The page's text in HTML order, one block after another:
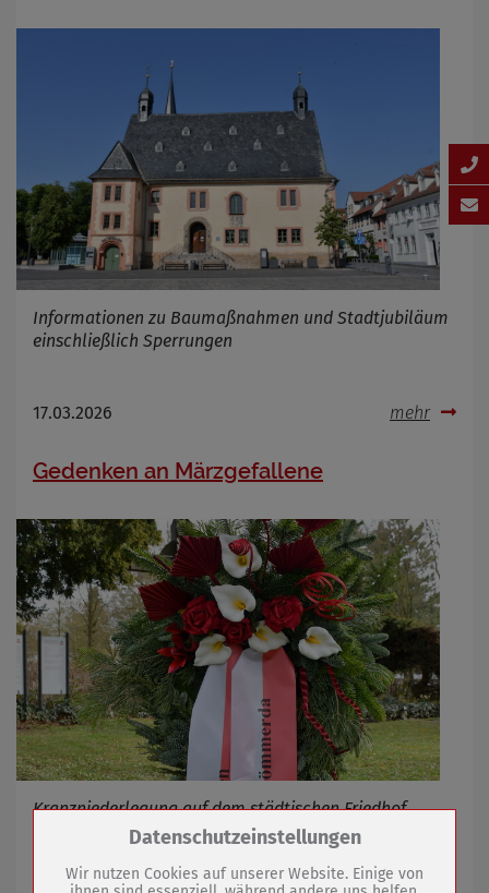
Informationen zu Baumaßnahmen und Stadtjubiläum
einschließlich Sperrungen
17.03.2026 mehr
Gedenken an Märzgefallene
Kranzniederlegung auf dem städtischen Friedhof
16.03.2026 mehr
Zum Betrieb der Seite notwendige Cookies /
Datenschutzeinstellungen
Wir nutzen Cookies auf unserer Website. Einige von